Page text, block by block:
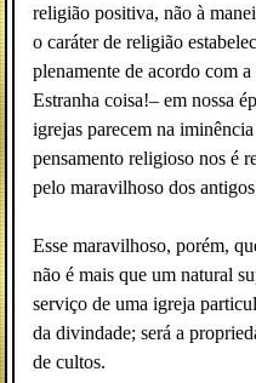
religião positiva, não à
o caráter de religião
plenamente de acordo com
Estranha coisa!– em nossa
igrejas parecem na
pensamento religioso nos é
pelo maravilhoso dos
Esse maravilhoso, porém,
não é mais que um natural
serviço de uma igreja
da divindade; será a
de cultos.